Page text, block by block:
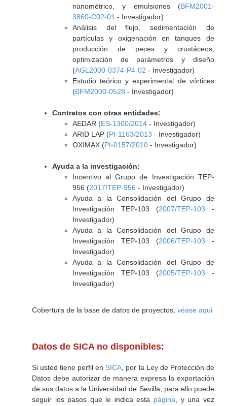
nanométrico, y emulsiones (BFM2001-
3860-C02-01 - Investigador)
Análisis del flujo, sedimentación de
partículas y oxigenación en tanques de
producción de peces y crustáceos,
optimización de parámetros y diseño
(AGL2000-0374-P4-02 - Investigador)
Estudio teórico y experimental de vórtices
(BFM2000-0528 - Investigador)
Contratos con otras entidades:
AEDAR (ES-1300/2014- Investigador)
ARID LAP (PI-1163/2013 - Investigador)
OXIMAX (PI-0157/2010- Investigador)
Ayuda a la investigación:
Incentivo al Grupo de Investigación TEP-
956 (2017/TEP-956 - Investigador)
Ayuda a la Consolidación del Grupo de
Investigación TEP-103 (2007/TEP-103 -
Investigador)
Ayuda a la Consolidación del Grupo de
Investigación TEP-103 (2006/TEP-103 -
Investigador)
Ayuda a la Consolidación del Grupo de
Investigación TEP-103 (2005/TEP-103 -
Investigador)
Cobertura de la base de datos de proyectos, véase aqui
Datos de SICA no disponibles:
Si usted tiene perfil en SICA , por la Ley de Protección de
Datos debe autorizar de manera expresa la exportación
de sus datos a la Universidad de Sevilla, para ello puede
seguir los pasos que le indica esta página , y una vez